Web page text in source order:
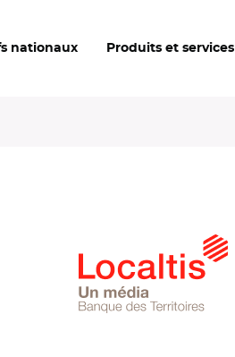
nationaux Produits et services